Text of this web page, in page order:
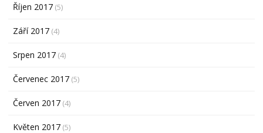
Říjen 2017 (5)
Září 2017 (4)
Srpen 2017 (4)
Červenec 2017 (5)
Červen 2017 (4)
Květen 2017 (5)